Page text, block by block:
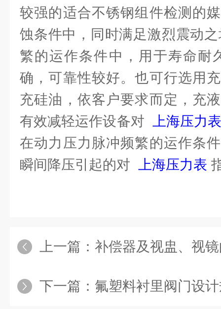
较强的适合不锈钢组件检测的
蚀条件中，同时满足激烈震动
繁的运作条件中，用于寿命耐
确，可靠性较好。也可行选用
充硅油，依客户要求而定，充
有效减轻运作设备对
上海压力
在动力压力脉冲频繁的运作条
瞬间降压引起的对
上海压力表
上一篇： 补偿器及视盅、视
下一篇： 氟塑料衬里阀门设